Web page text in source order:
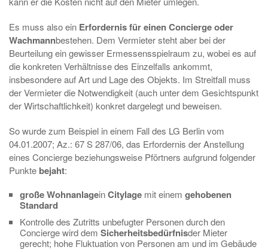
Es muss also ein Erfordernis für einen Concierge oder
Wachmannbestehen. Dem Vermieter steht aber bei der
Beurteilung ein gewisser Ermessensspielraum zu, wobei es auf
die konkreten Verhältnisse des Einzelfalls ankommt,
insbesondere auf Art und Lage des Objekts. Im Streitfall muss
der Vermieter die Notwendigkeit (auch unter dem Gesichtspunkt
der Wirtschaftlichkeit) konkret dargelegt und beweisen.
So wurde zum Beispiel in einem Fall des LG Berlin vom
04.01.2007; Az.: 67 S 287/06, das Erfordernis der Anstellung
eines Concierge beziehungsweise Pförtners aufgrund folgender
Punkte bejaht:
große WohnanlageinCitylage mit einem gehobenen
Standard
Kontrolle des Zutritts unbefugter Personen durch den
Concierge wird dem Sicherheitsbedürfnisder Mieter
gerecht; hohe Fluktuation von Personen am und im Gebäude